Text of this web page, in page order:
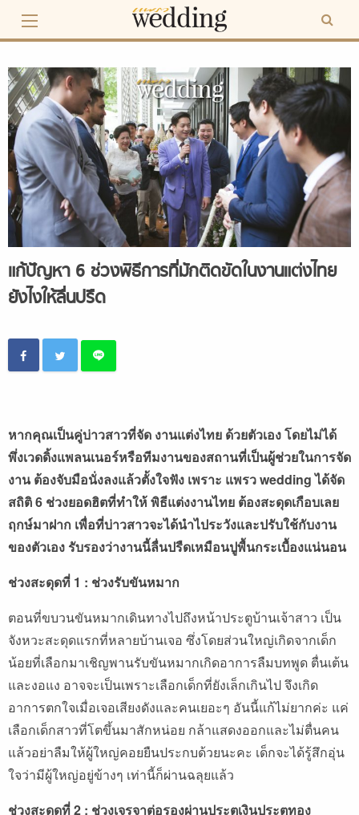
content
แก้ปัญหา 6 ช่วงพิธีการที่มักติดขัดในงานแต่งไทย
ยังไงให้ลื่นปรืด
หากคุณเป็นคู่บ่าวสาวที่จัด งานแต่งไทย ด้วยตัวเอง โดยไม่ได้
พึ่งเวดดิ้งแพลนเนอร์หรือทีมงานของสถานที่เป็นผู้ช่วยในการจัด
งาน ต้องจับมือนั่งลงแล้วตั้งใจฟัง เพราะ แพรว wedding ได้จัด
สถิติ 6 ช่วงยอดฮิตที่ทำให้ พิธีแต่งงานไทย ต้องสะดุดเกือบเลย
ฤกษ์มาฝาก เพื่อที่บ่าวสาวจะได้นำไประวังและปรับใช้กับงาน
ของตัวเอง รับรองว่างานนี้ลื่นปรืดเหมือนปูพื้นกระเบื้องแน่นอน
ช่วงสะดุดที่ 1 : ช่วงรับขันหมาก
ตอนที่ขบวนขันหมากเดินทางไปถึงหน้าประตูบ้านเจ้าสาว เป็น
จังหวะสะดุดแรกที่หลายบ้านเจอ ซึ่งโดยส่วนใหญ่เกิดจากเด็ก
น้อยที่เลือกมาเชิญพานรับขันหมากเกิดอาการลืมบทพูด ตื่นเต้น
และงอแง อาจจะเป็นเพราะเลือกเด็กที่ยังเล็กเกินไป จึงเกิด
อาการตกใจเมื่อเจอเสียงดังและคนเยอะๆ อันนี้แก้ไม่ยากค่ะ แค่
เลือกเด็กสาวที่โตขึ้นมาสักหน่อย กล้าแสดงออกและไม่ตื่นคน
แล้วอย่าลืมให้ผู้ใหญ่คอยยืนประกบด้วยนะคะ เด็กจะได้รู้สึกอุ่น
ใจว่ามีผู้ใหญ่อยู่ข้างๆ เท่านี้ก็ผ่านฉลุยแล้ว
ช่วงสะดุดที่ 2 : ช่วงเจรจาต่อรองผ่านประตูเงินประตูทอง